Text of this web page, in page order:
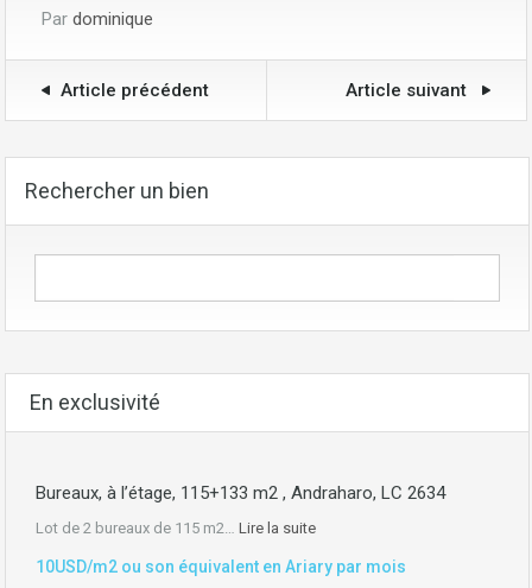
Par dominique
Article précédent Article suivant
Rechercher un bien
En exclusivité
Bureaux, à l’étage, 115+133 m2 , Andraharo, LC 2634
Lot de 2 bureaux de 115 m2… Lire la suite
10USD/m2 ou son équivalent en Ariary par mois